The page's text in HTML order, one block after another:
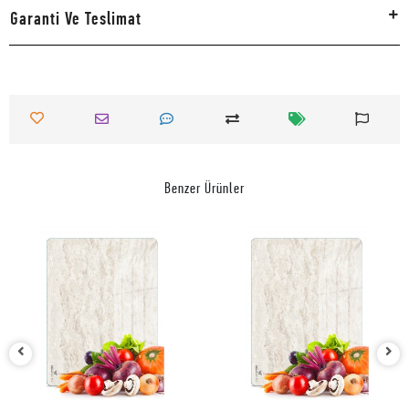
Garanti Ve Teslimat
Benzer Ürünler